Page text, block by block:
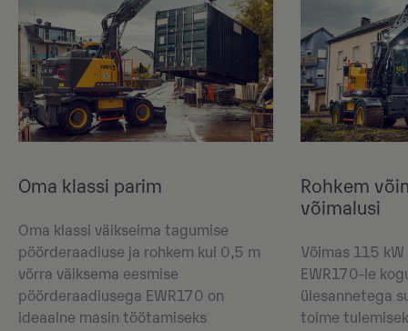
Oma klassi parim
Oma klassi väikseima tagumise
pöörderaadiuse ja rohkem kui 0,5 m
võrra väiksema eesmise
pöörderaadiusega EWR170 on
ideaalne masin töötamiseks
Rohkem
võimalusi
Võimas 115
EWR170-le
ülesannetega
toime